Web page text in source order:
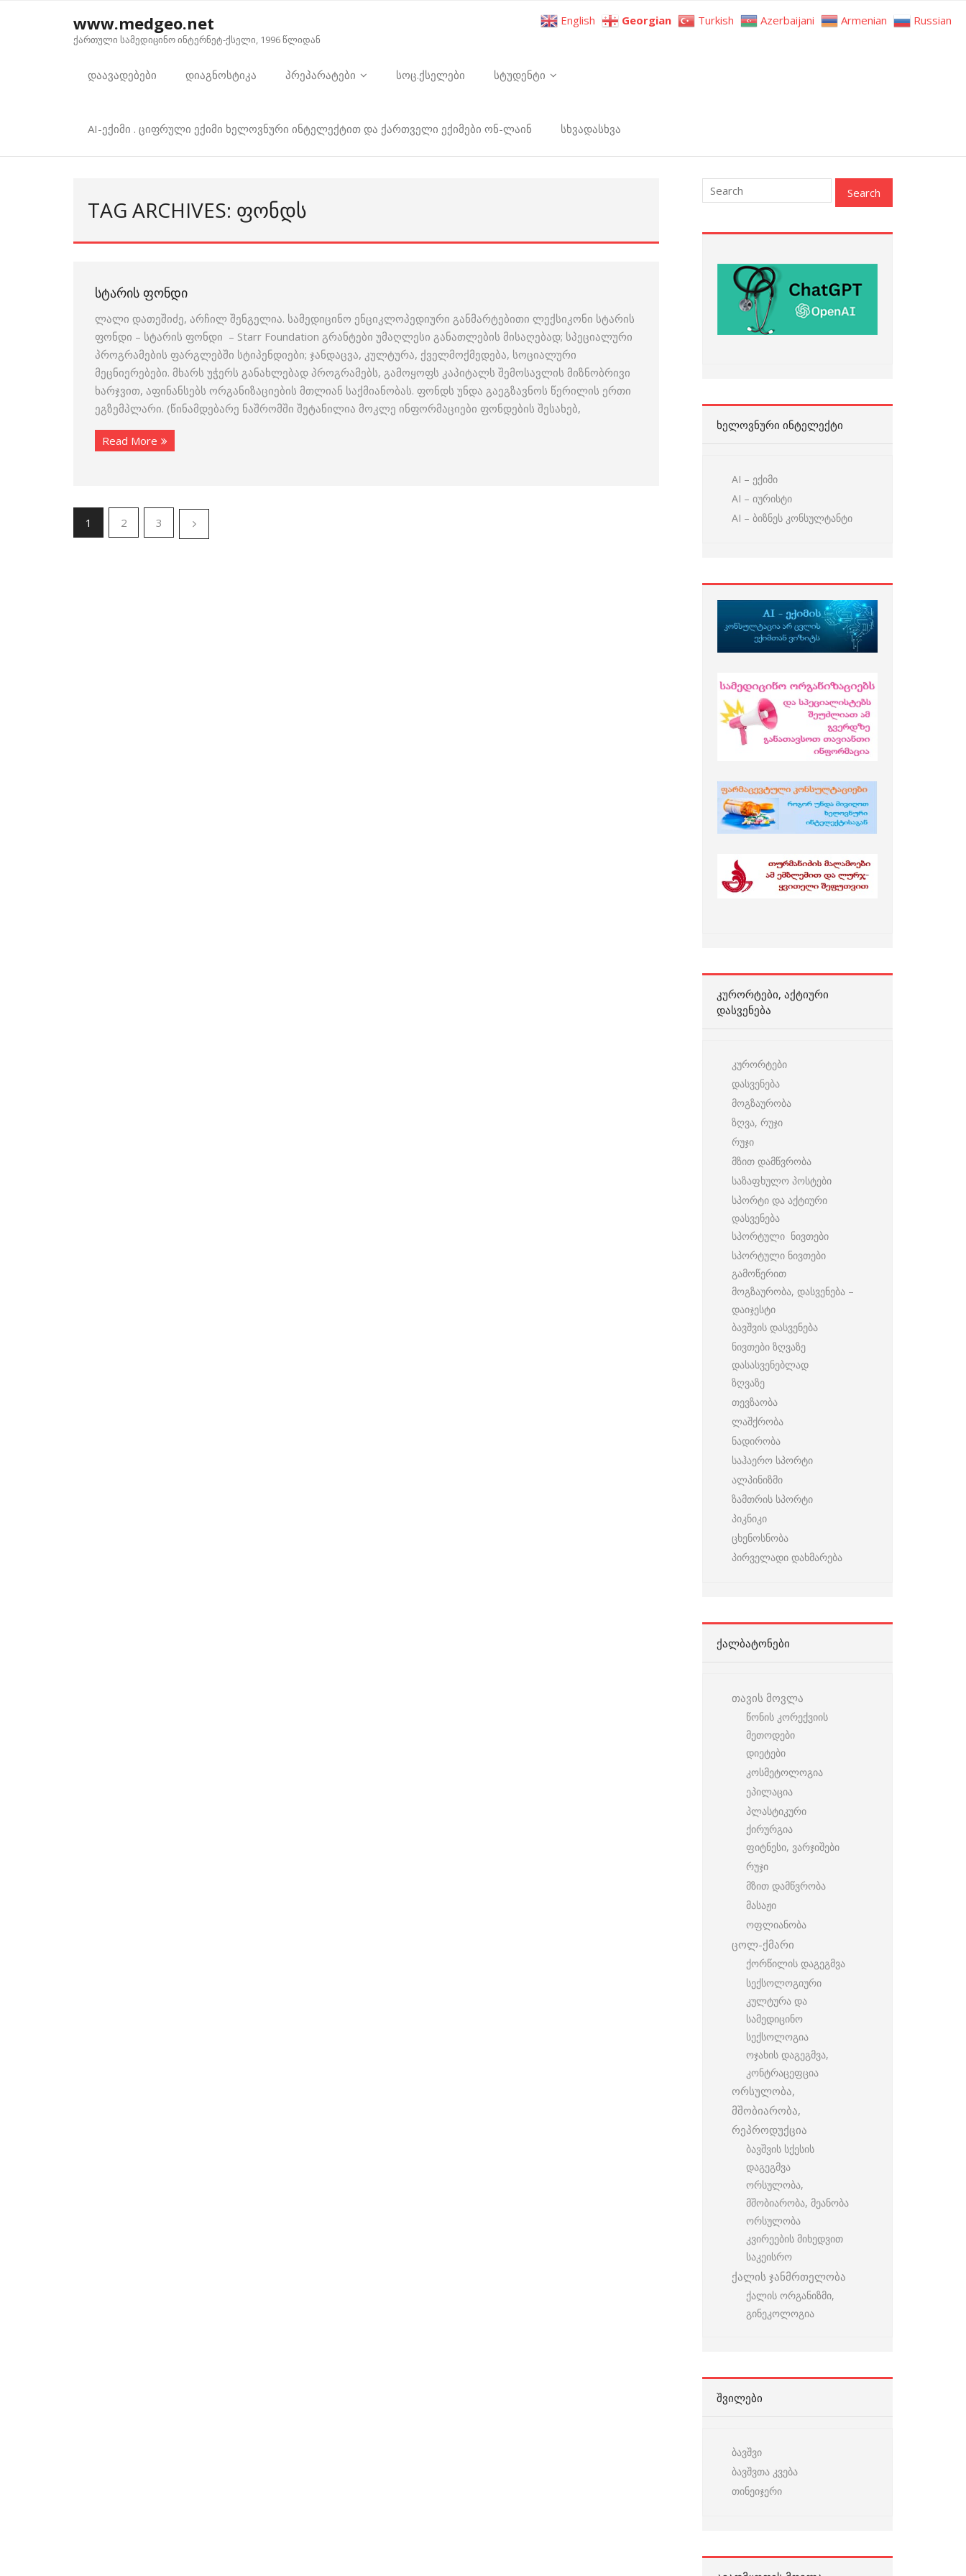
www.medgeo.net
ქართული სამედიცინო ინტერნეტ-ქსელი, 1996 წლიდან
დაავადებები დიაგნოსტიკა პრეპარატები სოც.ქსელები სტუდენტი
AI-ექიმი . ციფრული ექიმი ხელოვნური ინტელექტით და ქართველი ექიმები ონ-ლაინ სხვადასხვა
TAG ARCHIVES: ᲤᲝᲜᲓᲡ
ᲡᲢᲐᲠᲘᲡ ᲤᲝᲜᲓᲘ
ლალი დათეშიძე, არჩილ შენგელია. სამედიცინო ენციკლოპედიური განმარტებითი ლექსიკონი სტარის
ფონდი – სტარის ფონდი – Starr Foundation გრანტები უმაღლესი განათლების მისაღებად; სპეციალური
პროგრამების ფარგლებში სტიპენდიები; ჯანდაცვა, კულტურა, ქველმოქმედება, სოციალური
მეცნიერებები. მხარს უჭერს განახლებად პროგრამებს, გამოყოფს კაპიტალს შემოსავლის მიზნობრივი
ხარჯვით, აფინანსებს ორგანიზაციების მთლიან საქმიანობას. ფონდს უნდა გაეგზავნოს წერილის ერთი
ეგზემპლარი. (წინამდებარე ნაშრომში შეტანილია მოკლე ინფორმაციები ფონდების შესახებ,
Read More
1 2 3
ᲮᲔᲚᲝᲕᲜᲣᲠᲘ ᲘᲜᲢᲔᲚᲔᲥᲢᲘ
AI – ექიმი
AI – იურისტი
AI – ბიზნეს კონსულტანტი
ᲙᲣᲠᲝᲠᲢᲔᲑᲘ, ᲐᲥᲢᲘᲣᲠᲘ
ᲓᲐᲡᲕᲔᲜᲔᲑᲐ
კურორტები
დასვენება
მოგზაურობა
ზღვა, რუჯი
რუჯი
მზით დამწვრობა
საზაფხულო პოსტები
სპორტი და აქტიური
დასვენება
სპორტული ნივთები
სპორტული ნივთები
გამოწერით
მოგზაურობა, დასვენება –
დაიჯესტი
ბავშვის დასვენება
ნივთები ზღვაზე
დასასვენებლად
ზღვაზე
თევზაობა
ლაშქრობა
ნადირობა
საჰაერო სპორტი
ალპინიზმი
ზამთრის სპორტი
პიკნიკი
ცხენოსნობა
პირველადი დახმარება
ᲥᲐᲚᲑᲐᲢᲝᲜᲔᲑᲘ
თავის მოვლა
წონის კორექვიის
მეთოდები
დიეტები
კოსმეტოლოგია
ეპილაცია
პლასტიკური
ქირურგია
ფიტნესი, ვარჯიშები
რუჯი
მზით დამწვრობა
მასაჟი
ოფლიანობა
ცოლ-ქმარი
ქორწილის დაგეგმვა
სექსოლოგიური
კულტურა და
სამედიცინო
სექსოლოგია
ოჯახის დაგეგმვა,
კონტრაცეფცია
ორსულობა,
მშობიარობა,
რეპროდუქცია
ბავშვის სქესის
დაგეგმვა
ორსულობა,
მშობიარობა, მეანობა
ორსულობა
კვირეების მიხედვით
საკეისრო
ქალის ჯანმრთელობა
ქალის ორგანიზმი,
გინეკოლოგია
ᲨᲕᲘᲚᲔᲑᲘ
ბავშვი
ბავშვთა კვება
თინეიჯერი
English Georgian Turkish Azerbaijani Armenian Russian